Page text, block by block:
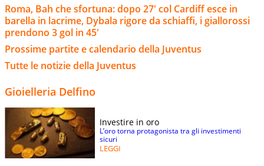
Roma, Bah che sfortuna: dopo 27' col Cardiff esce in
barella in lacrime, Dybala rigore da schiaffi, i giallorossi
prendono 3 gol in 45'
Prossime partite e calendario della Juventus
Tutte le notizie della Juventus
Gioielleria Delfino
Investire in oro
L’oro torna protagonista tra gli investimenti
sicuri
LEGGI